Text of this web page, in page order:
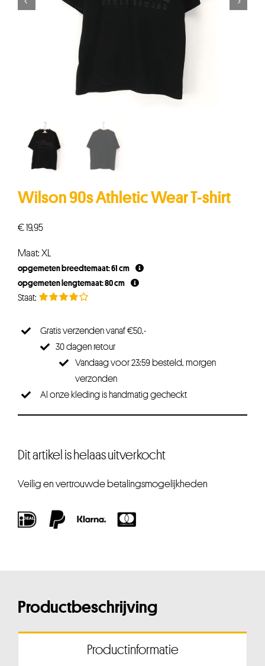
Wilson 90s Athletic Wear T-shirt
€19,95
Maat: XL
opgemeten breedtemaat: 61 cm
opgemeten lengtemaat: 80 cm
Gratis verzenden vanaf €50,-
30 dagen retour
Vandaag voor 23:59 besteld, morgen
verzonden
Al onze kleding is handmatig gecheckt
Dit artikel is helaas uitverkocht
Veilig en vertrouwde betalingsmogelijkheden
Productbeschrijving
Productinformatie